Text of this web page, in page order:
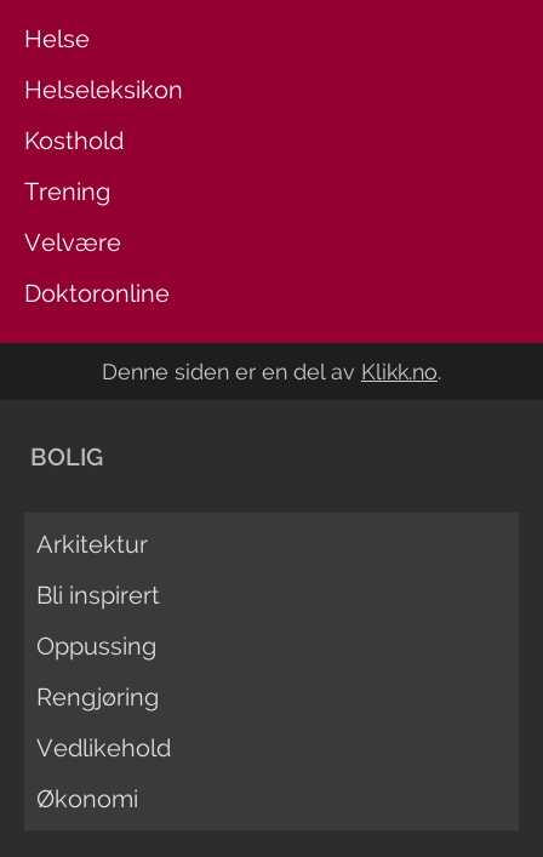
Helse
Helseleksikon
Kosthold
Trening
Velvære
Doktoronline
Denne siden er en del av Klikk.no.
BOLIG
Arkitektur
Bli inspirert
Oppussing
Rengjøring
Vedlikehold
Økonomi